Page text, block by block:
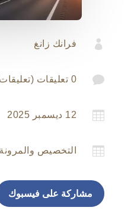
فرانك زانغ
0 تعليقات (تعليقات)
12 ديسمبر 2025
التخصيص والمرونة
مشاركة على فيسبوك